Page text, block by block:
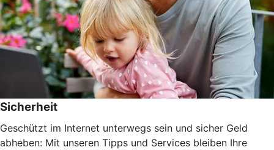
Sicherheit
Geschützt im Internet unterwegs sein und sicher Geld
abheben: Mit unseren Tipps und Services bleiben Ihre